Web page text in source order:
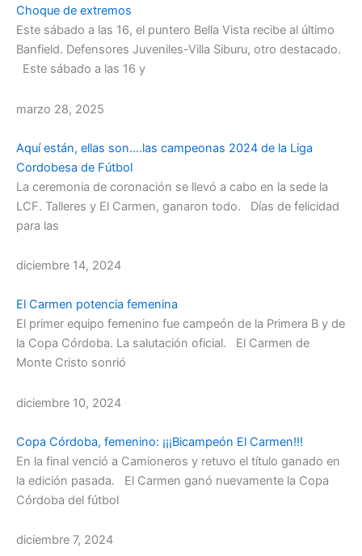
Choque de extremos
Este sábado a las 16, el puntero Bella Vista recibe al último
Banfield. Defensores Juveniles-Villa Siburu, otro destacado.
Este sábado a las 16 y
marzo 28, 2025
Aquí están, ellas son….las campeonas 2024 de la Liga
Cordobesa de Fútbol
La ceremonia de coronación se llevó a cabo en la sede la
LCF. Talleres y El Carmen, ganaron todo. Días de felicidad
para las
diciembre 14, 2024
El Carmen potencia femenina
El primer equipo femenino fue campeón de la Primera B y de
la Copa Córdoba. La salutación oficial. El Carmen de
Monte Cristo sonrió
diciembre 10, 2024
Copa Córdoba, femenino: ¡¡¡Bicampeón El Carmen!!!
En la final venció a Camioneros y retuvo el título ganado en
la edición pasada. El Carmen ganó nuevamente la Copa
Córdoba del fútbol
diciembre 7, 2024